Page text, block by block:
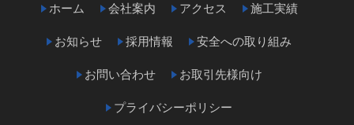
ホーム 会社案内 アクセス 施工実績
お知らせ 採用情報 安全への取り組み
お問い合わせ お取引先様向け
プライバシーポリシー